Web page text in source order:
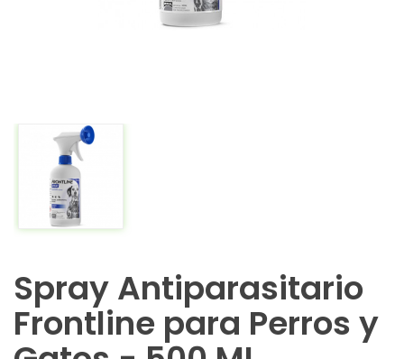
Spray Antiparasitario
Frontline para Perros y